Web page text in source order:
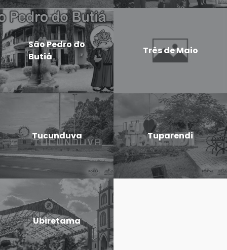
São Pedro do
Butiá
Três de Maio
Tucunduva Tuparendi
Ubiretama